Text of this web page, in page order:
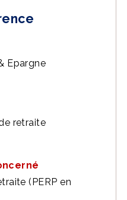
Epargne
retraite
(PERP en